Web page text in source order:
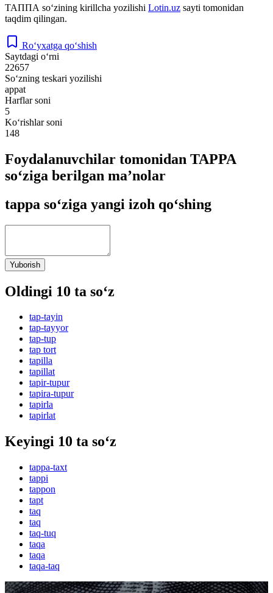
ТАППА so‘zining kirillcha yozilishi Lotin.uz sayti tomonidan
taqdim qilingan.
Ro‘yxatga qo‘shish
Saytdagi o‘rni
22657
So‘zning teskari yozilishi
appat
Harflar soni
5
Ko‘rishlar soni
148
Foydalanuvchilar tomonidan TAPPA
so‘ziga berilgan ma’nolar
tappa so‘ziga yangi izoh qo‘shing
Yuborish
Oldingi 10 ta so‘z
tap-tayin
tap-tayyor
tap-tup
tap tort
tapilla
tapillat
tapir-tupur
tapira-tupur
tapirla
tapirlat
Keyingi 10 ta so‘z
tappa-taxt
tappi
tappon
tapt
taq
taq
taq-tuq
taqa
taqa
taqa-taq